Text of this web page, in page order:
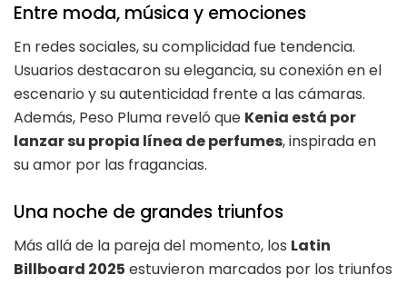
Entre moda, música y emociones
En redes sociales, su complicidad fue tendencia.
Usuarios destacaron su elegancia, su conexión en el
escenario y su autenticidad frente a las cámaras.
Además, Peso Pluma reveló que Kenia está por
lanzar su propia línea de perfumes, inspirada en
su amor por las fragancias.
Una noche de grandes triunfos
Más allá de la pareja del momento, los Latin
Billboard 2025 estuvieron marcados por los triunfos